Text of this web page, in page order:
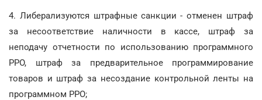
4. Либерализуются штрафные санкции - отменен штраф
за несоответствие наличности в кассе, штраф за
неподачу отчетности по использованию программного
РРО, штраф за предварительное программирование
товаров и штраф за несоздание контрольной ленты на
программном РРО;